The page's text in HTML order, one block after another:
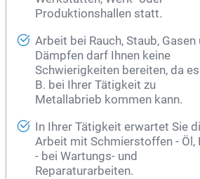
Produktionshallen statt.
Arbeit bei Rauch, Staub, Gasen
Dämpfen darf Ihnen keine
Schwierigkeiten bereiten, da es
B. bei Ihrer Tätigkeit zu
Metallabrieb kommen kann.
In Ihrer Tätigkeit erwartet Sie
Arbeit mit Schmierstoffen - Öl,
- bei Wartungs- und
Reparaturarbeiten.